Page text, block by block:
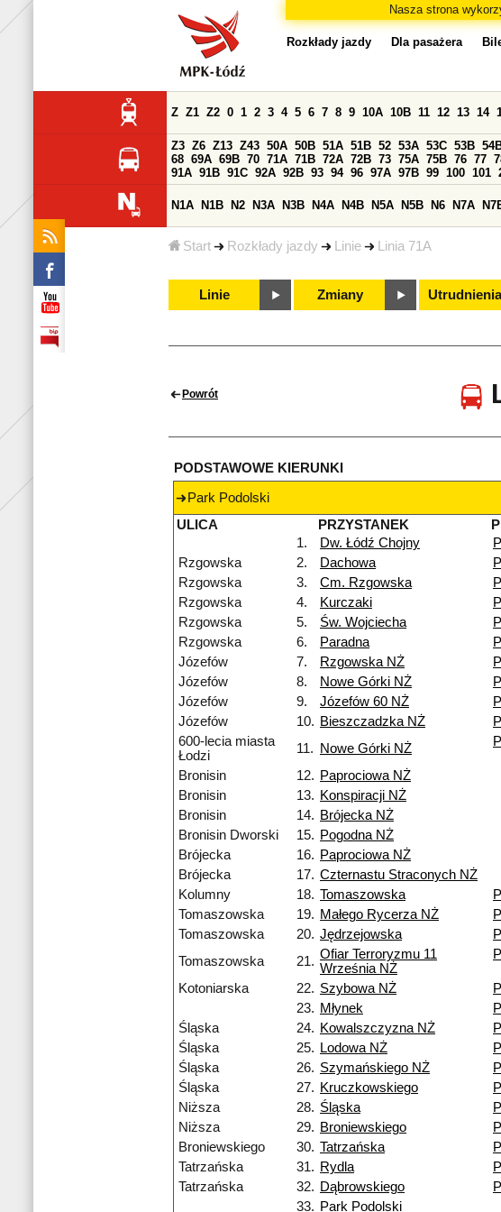
Nasza strona
Start Rozkłady jazdy Linie Linia 71A
Rozkłady jazdy Dla pasażera
Z Z1 Z2 0 1 2 3 4 5 6 7 8 9 10A 10B 11 12 13 14
Z3 Z6 Z13 Z43 50A 50B 51A 51B 52 53A 53C 53B
68 69A 69B 70 71A 71B 72A 72B 73 75A 75B 76 77
91A 91B 91C 92A 92B 93 94 96 97A 97B 99 100 101
N1A N1B N2 N3A N3B N4A N4B N5A N5B N6 N7A
Linie Zmiany Utrudnienia
Powrót
PODSTAWOWE KIERUNKI
Park Podolski
ULICA
PRZYSTANEK
1.
Dw. Łódź Chojny
Rzgowska
2. Dachowa
Rzgowska
3. Cm. Rzgowska
Rzgowska
4. Kurczaki
Rzgowska
5. Św. Wojciecha
Rzgowska
6. Paradna
Józefów
7. Rzgowska NŻ
Józefów
8. Nowe Górki NŻ
Józefów
9. Józefów 60 NŻ
Józefów
10. Bieszczadzka NŻ
600-lecia miasta
Łodzi
11. Nowe Górki NŻ
Bronisin 12. Paprociowa NŻ
Bronisin
13. Konspiracji NŻ
Bronisin
14. Brójecka NŻ
Bronisin Dworski
15. Pogodna NŻ
Brójecka
16. Paprociowa NŻ
Brójecka
17. Czternastu Straconych NŻ
Kolumny
18. Tomaszowska
Tomaszowska
19. Małego Rycerza NŻ
Tomaszowska
20. Jędrzejowska
Tomaszowska
21. Ofiar Terroryzmu 11
Września NŻ
Kotoniarska 22. Szybowa NŻ
23. Młynek
Śląska
24. Kowalszczyzna NŻ
Śląska
25. Lodowa NŻ
Śląska
26. Szymańskiego NŻ
Śląska
27. Kruczkowskiego
Niższa
28. Śląska
Niższa
29. Broniewskiego
Broniewskiego
30. Tatrzańska
Tatrzańska
31. Rydla
Tatrzańska
32. Dąbrowskiego
33. Park Podolski